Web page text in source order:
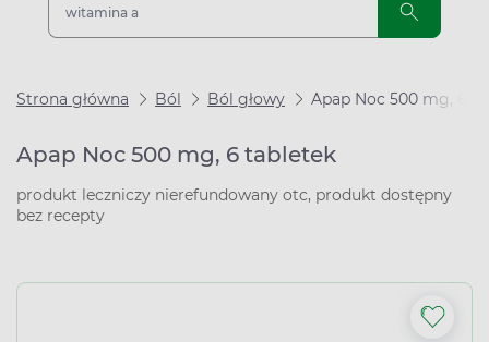
Strona główna Ból Ból głowy Apap Noc 500 mg, 6
Apap Noc 500 mg, 6 tabletek
produkt leczniczy nierefundowany otc, produkt dostępny
bez recepty